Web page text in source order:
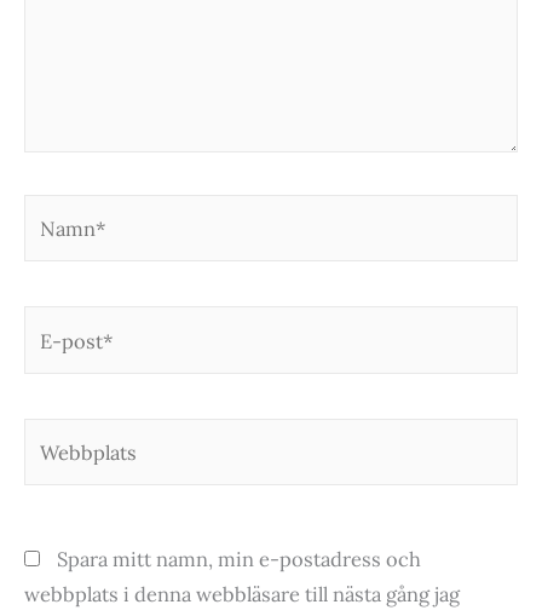
post*
Spara mitt namn, min e-postadress och
webbplats i denna webbläsare till nästa gång jag